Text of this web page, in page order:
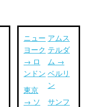
ニュー
ヨーク
→ ロ
ンドン
東京
→ ソ
アムス
テルダ
ム →
ベルリ
ン
サンフ